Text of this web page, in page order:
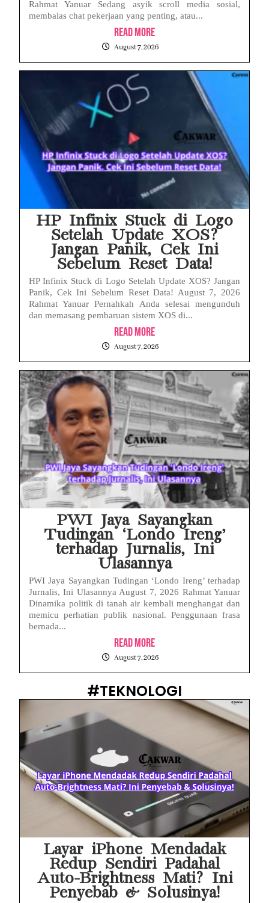
Rahmat Yanuar Sedang asyik scroll media sosial,
membalas chat pekerjaan yang penting, atau...
Read More
August 7, 2026
HP Infinix Stuck di Logo
Setelah Update XOS?
Jangan Panik, Cek Ini
Sebelum Reset Data!
HP Infinix Stuck di Logo Setelah Update XOS? Jangan
Panik, Cek Ini Sebelum Reset Data! August 7, 2026
Rahmat Yanuar Pernahkah Anda selesai mengunduh
dan memasang pembaruan sistem XOS di...
Read More
August 7, 2026
PWI Jaya Sayangkan
Tudingan ‘Londo Ireng’
terhadap Jurnalis, Ini
Ulasannya
PWI Jaya Sayangkan Tudingan ‘Londo Ireng’ terhadap
Jurnalis, Ini Ulasannya August 7, 2026 Rahmat Yanuar
Dinamika politik di tanah air kembali menghangat dan
memicu perhatian publik nasional. Penggunaan frasa
bernada...
Read More
August 7, 2026
#TEKNOLOGI
Layar iPhone Mendadak
Redup Sendiri Padahal
Auto-Brightness Mati? Ini
Penyebab & Solusinya!